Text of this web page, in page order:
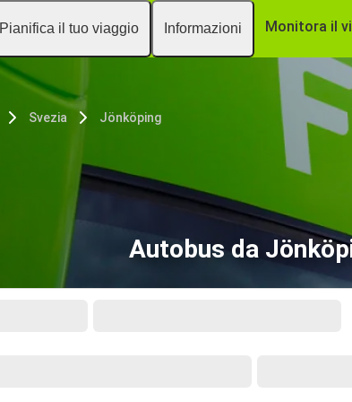
Pianifica il tuo viaggio Informazioni Monitora il
Svezia Jönköping
Autobus da